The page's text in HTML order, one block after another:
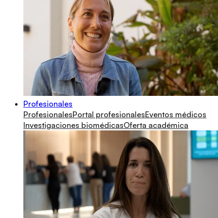
Profesionales
ProfesionalesPortal profesionalesEventos médicos
Investigaciones biomédicasOferta académica